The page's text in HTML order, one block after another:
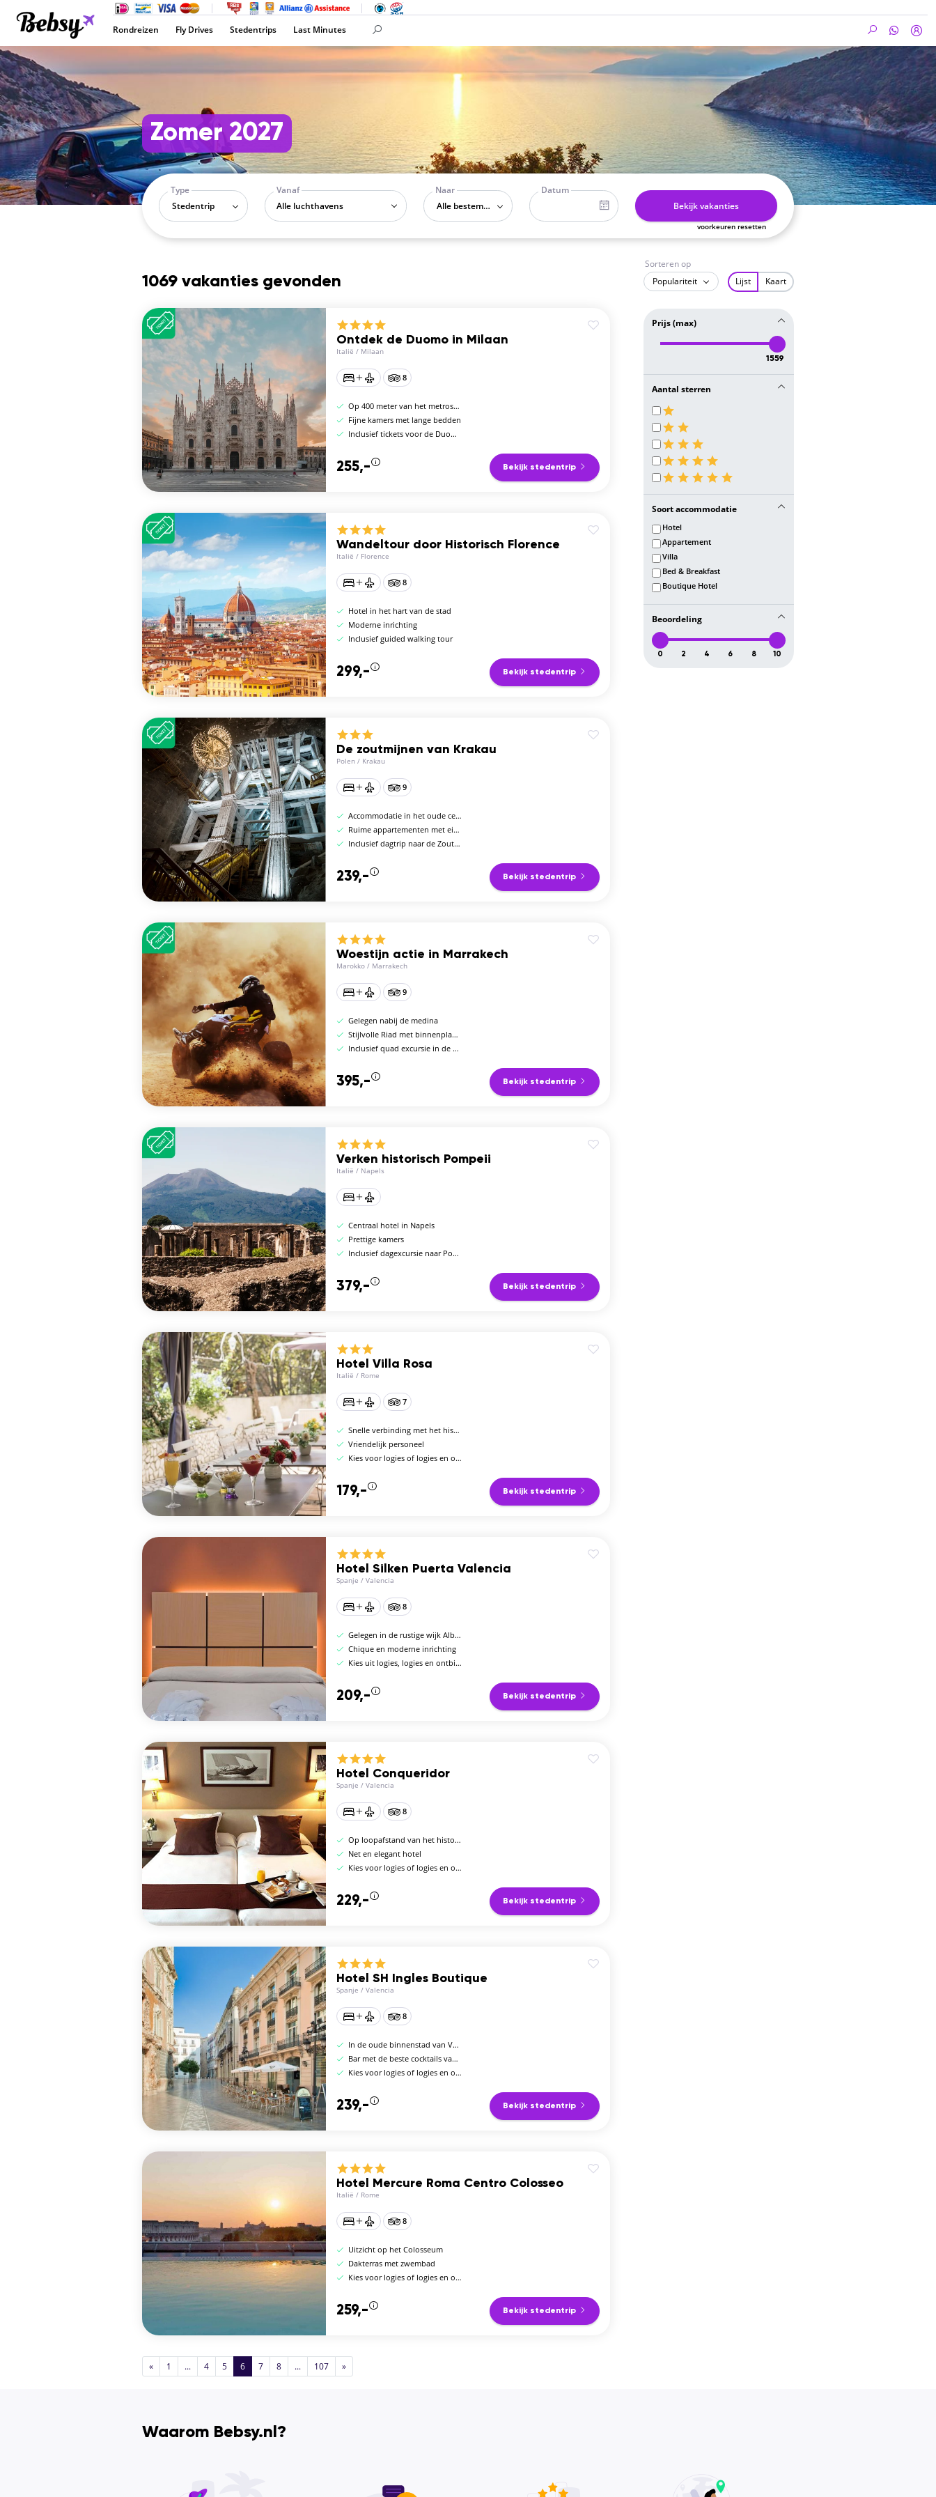
Rondreizen Fly Drives Stedentrips Last Minutes
Zomer 2027
Type
Stedentrip
Vanaf
Naar
Alle bestemmingen
Datum
Bekijk vakanties
voorkeuren resetten
1069 vakanties gevonden
Ontdek de Duomo in Milaan
Italië / Milaan
8
Op 400 meter van het metrostation Gionia
Fijne kamers met lange bedden
Inclusief tickets voor de Duomo
255,- Bekijk stedentrip
Wandeltour door Historisch Florence
Italië / Florence
8
Hotel in het hart van de stad
Moderne inrichting
Inclusief guided walking tour
299,- Bekijk stedentrip
De zoutmijnen van Krakau
Polen / Krakau
9
Accommodatie in het oude centrum van Krakau
Ruime appartementen met eigen keuken
Inclusief dagtrip naar de Zoutmijnen
239,- Bekijk stedentrip
Woestijn actie in Marrakech
Marokko / Marrakech
9
Gelegen nabij de medina
Stijlvolle Riad met binnenplaats
Inclusief quad excursie in de woestijn
395,- Bekijk stedentrip
Verken historisch Pompeii
Italië / Napels
Centraal hotel in Napels
Prettige kamers
Inclusief dagexcursie naar Pompeii
379,- Bekijk stedentrip
Hotel Villa Rosa
Italië / Rome
7
Snelle verbinding met het historische centrum
Vriendelijk personeel
Kies voor logies of logies en ontbijt
179,- Bekijk stedentrip
Hotel Silken Puerta Valencia
Spanje / Valencia
8
Gelegen in de rustige wijk Albors
Chique en moderne inrichting
Kies uit logies, logies en ontbijt, halfpension of volpension
209,- Bekijk stedentrip
Hotel Conqueridor
Spanje / Valencia
8
Op loopafstand van het historisch centrum
Net en elegant hotel
Kies voor logies of logies en ontbijt
229,- Bekijk stedentrip
Hotel SH Ingles Boutique
Spanje / Valencia
8
In de oude binnenstad van Valencia
Bar met de beste cocktails van Valencia
Kies voor logies of logies en ontbijt
239,- Bekijk stedentrip
Hotel Mercure Roma Centro Colosseo
Italië / Rome
8
Uitzicht op het Colosseum
Dakterras met zwembad
Kies voor logies of logies en ontbijt
259,- Bekijk stedentrip
« 1 ... 4 5 6 7 8 ... 107 »
Sorteren op
Populariteit
Lijst Kaart
Prijs (max)
1559
Aantal sterren
Soort accommodatie
Hotel
Appartement
Villa
Bed & Breakfast
Boutique Hotel
Beoordeling
0 2 4 6 8 10
Waarom Bebsy.nl?